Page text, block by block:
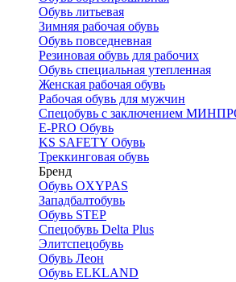
Обувь литьевая
Зимняя рабочая обувь
Обувь повседневная
Резиновая обувь для рабочих
Обувь специальная утепленная
Женская рабочая обувь
Рабочая обувь для мужчин
Спецобувь с заключением
E-PRO Обувь
KS SAFETY Обувь
Треккинговая обувь
Бренд
Обувь OXYPAS
Западбалтобувь
Обувь STEP
Спецобувь Delta Plus
Элитспецобувь
Обувь Леон
Обувь ELKLAND